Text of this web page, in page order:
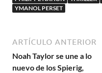
YMANOL PERSET
ARTÍCULO ANTERIOR
Noah Taylor se une a lo
nuevo de los Spierig,